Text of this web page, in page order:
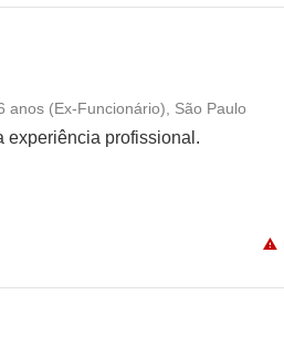
com a vida familiar
anos (Ex-Funcionário), São Paulo
experiência profissional.